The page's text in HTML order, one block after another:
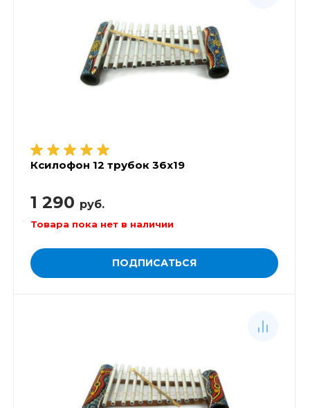
Ксилофон 12 трубок 36х19
1 290 руб.
Товара пока нет в наличии
ПОДПИСАТЬСЯ